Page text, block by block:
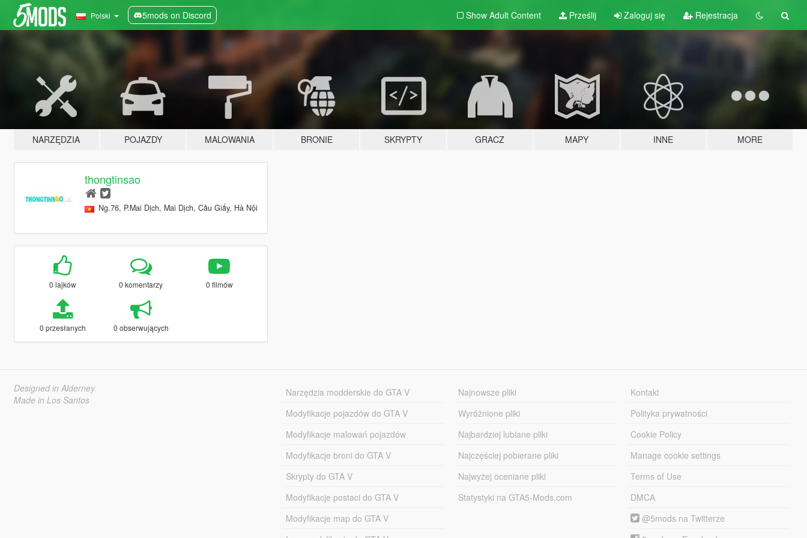
Polski 5mods on Discord Show Adult Content Prześlij Zaloguj się Rejestracja
NARZĘDZIA POJAZDY MALOWANIA BRONIE SKRYPTY GRACZ MAPY INNE MORE
thongtinsao
Ng.76, P.Mai Dịch, Mai Dịch, Cầu Giấy, Hà Nội
0 lajków 0 komentarzy 0 filmów
0 przesłanych 0 obserwujących
Designed in Alderney
Made in Los Santos
Narzędzia modderskie do GTA V
Modyfikacje pojazdów do GTA V
Modyfikacje malowań pojazdów
Modyfikacje broni do GTA V
Skrypty do GTA V
Modyfikacje postaci do GTA V
Modyfikacje map do GTA V
Najnowsze pliki
Wyróżnione pliki
Najbardziej lubiane pliki
Najczęściej pobierane pliki
Najwyżej oceniane pliki
Statystyki na GTA5-Mods.com
Kontakt
Polityka prywatności
Cookie Policy
Manage cookie settings
Terms of Use
DMCA
@5mods na Twitterze